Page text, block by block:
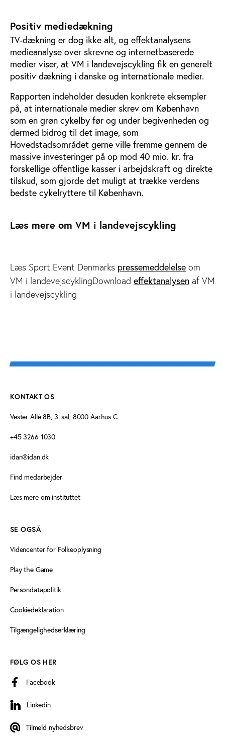
Positiv mediedækning
TV-dækning er dog ikke alt, og effektanalysens
medieanalyse over skrevne og internetbaserede
medier viser, at VM i landevejscykling fik en generelt
positiv dækning i danske og internationale medier.
Rapporten indeholder desuden konkrete eksempler
på, at internationale medier skrev om København
som en grøn cykelby før og under begivenheden og
dermed bidrog til det image, som
Hovedstadsområdet gerne ville fremme gennem de
massive investeringer på op mod 40 mio. kr. fra
forskellige offentlige kasser i arbejdskraft og direkte
tilskud, som gjorde det muligt at trække verdens
bedste cykelryttere til København.
Læs mere om VM i landevejscykling
Læs Sport Event Denmarks pressemeddelelse om
VM i landevejscyklingDownload effektanalysen af VM
i landevejscykling
KONTAKT OS
Vester Allé 8B, 3. sal, 8000 Aarhus C
+45 3266 1030
idan@idan.dk
Find medarbejder
Læs mere om instituttet
SE OGSÅ
Videncenter for Folkeoplysning
Play the Game
Persondatapolitik
Cookiedeklaration
Tilgængelighedserklæring
FØLG OS HER
Facebook
Linkedin
Linkedin
Tilmeld nyhedsbrev
Tilmeld nyhedsbrev